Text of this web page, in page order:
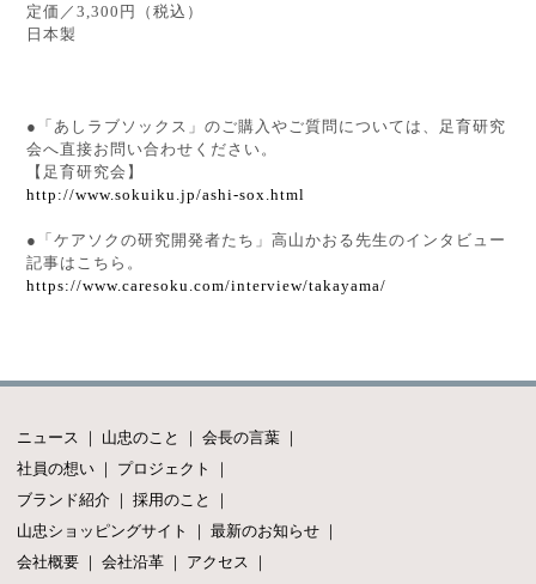
定価／3,300円（税込）
日本製
●「あしラブソックス」のご購入やご質問については、足育研究
会へ直接お問い合わせください。
【足育研究会】
http://www.sokuiku.jp/ashi-sox.html
●「ケアソクの研究開発者たち」高山かおる先生のインタビュー
記事はこちら。
https://www.caresoku.com/interview/takayama/
ニュース ｜ 山忠のこと ｜会長の言葉 ｜
社員の想い ｜ プロジェクト
｜
ブランド紹介 ｜採用のこと
｜
山忠ショッピングサイト
｜最新のお知らせ ｜
会社概要 ｜会社沿革 ｜ アクセス ｜